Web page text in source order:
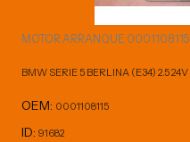
MOTOR ARRANQUE 0001108115
BMW SERIE 5 BERLINA (E34) 2.5 24V
OEM: 0001108115
ID: 91682